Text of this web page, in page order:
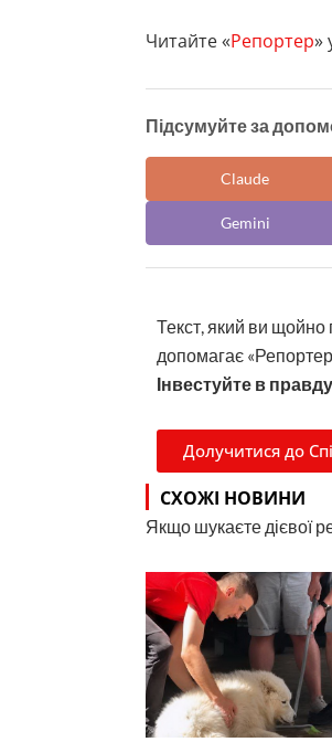
Читайте «Репортер»
Підсумуйте за
Claude
Gemini
Текст, який ви щойно
допомагає
Інвестуйте в
Долучитися до
СХОЖІ НОВИНИ
Якщо шукаєте дієвої